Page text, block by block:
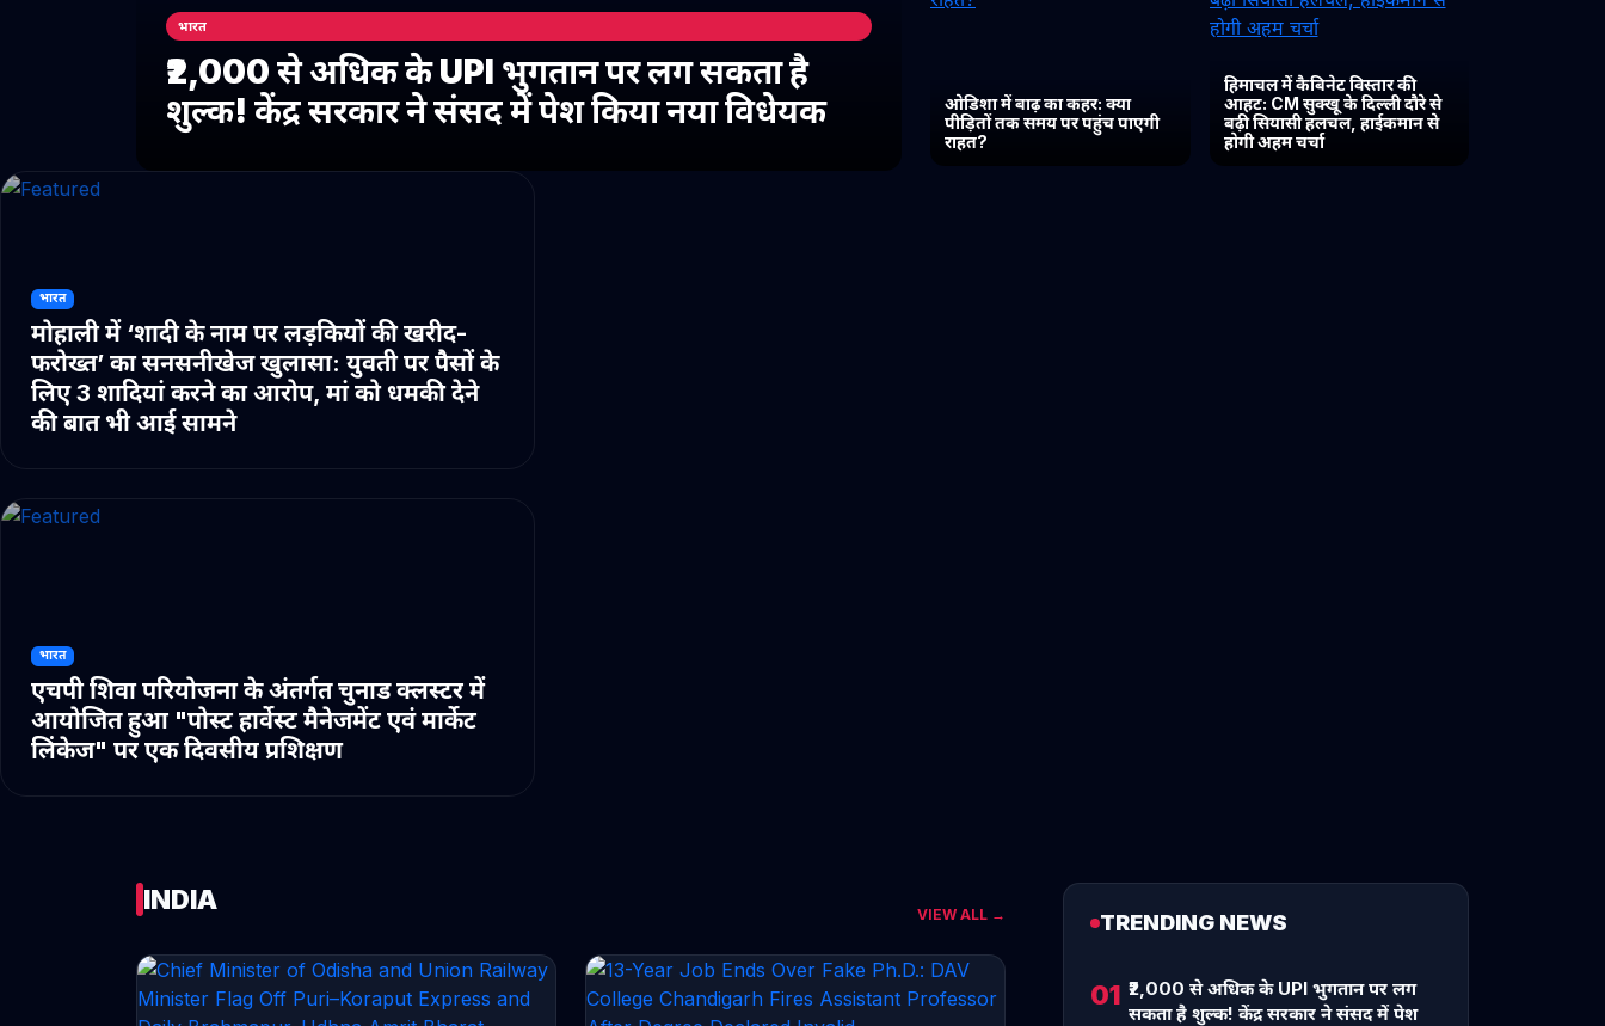
भारत
₹2,000 से अधिक के UPI भुगतान पर लग सकता है
शुल्क! केंद्र सरकार ने संसद में पेश किया नया विधेयक
ओडिशा में बाढ़ का कहर: क्या
पीड़ितों तक समय पर पहुंच पाएगी
राहत?
हिमाचल में कैबिनेट विस्तार की
आहट: CM सुक्खू के दिल्ली दौरे से
बढ़ी सियासी हलचल, हाईकमान से
होगी अहम चर्चा
भारत
मोहाली में ‘शादी के नाम पर लड़कियों की खरीद-
फरोख्त’ का सनसनीखेज खुलासा: युवती पर पैसों के
लिए 3 शादियां करने का आरोप, मां को धमकी देने
की बात भी आई सामने
भारत
एचपी शिवा परियोजना के अंतर्गत चुनाड क्लस्टर में
आयोजित हुआ "पोस्ट हार्वेस्ट मैनेजमेंट एवं मार्केट
लिंकेज" पर एक दिवसीय प्रशिक्षण
INDIA VIEW ALL → TRENDING NEWS
01 ₹2,000 से अधिक के UPI भुगतान पर लग
सकता है शुल्क! केंद्र सरकार ने संसद में पेश